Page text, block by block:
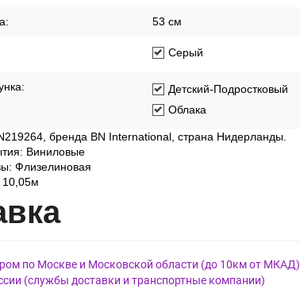
53 см
Серый
Детский-Подростковый
Облака
бренда BN International, страна Нидерланды.
Виниловые
Флизелиновая
по Москве и Московской области (до 10км от МКАД)
(службы доставки и транспортные компании)